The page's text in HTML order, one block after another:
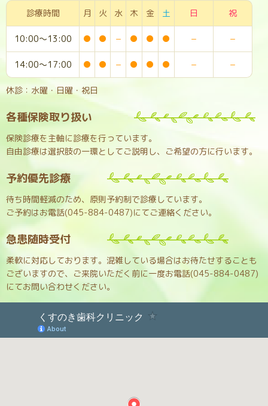
診療時間 月 火 水 木 金 土 日 祝
10:00～13:00 ● ● − ● ● ● − −
14:00～17:00 ● ● − ● ● ● − −
休診：水曜・日曜・祝日
各種保険取り扱い
保険診療を主軸に診療を行っています。
自由診療は選択肢の一環としてご説明し、ご希望の方に行います。
予約優先診療
待ち時間軽減のため、原則予約制で診療しています。
ご予約はお電話(045-884-0487)にてご連絡ください。
急患随時受付
柔軟に対応しております。混雑している場合はお待たせすることも
ございますので、ご来院いただく前に一度お電話(045-884-0487)
にてお問い合わせください。